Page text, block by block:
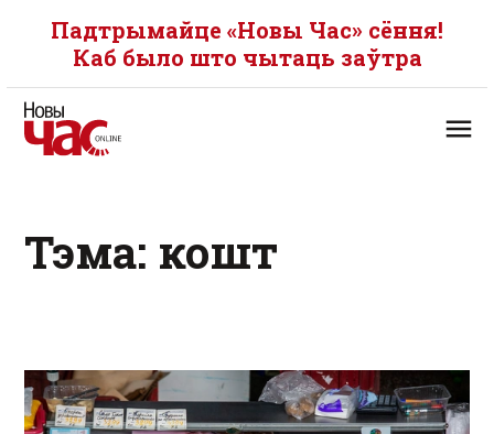
Падтрымайце «Новы Час» сёння!
Каб было што чытаць заўтра
Тэма: кошт